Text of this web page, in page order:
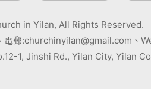
in Yilan, All Rights Reserved.
郵:churchinyilan@gmail.com、
1, Jinshi Rd., Yilan City, Yilan